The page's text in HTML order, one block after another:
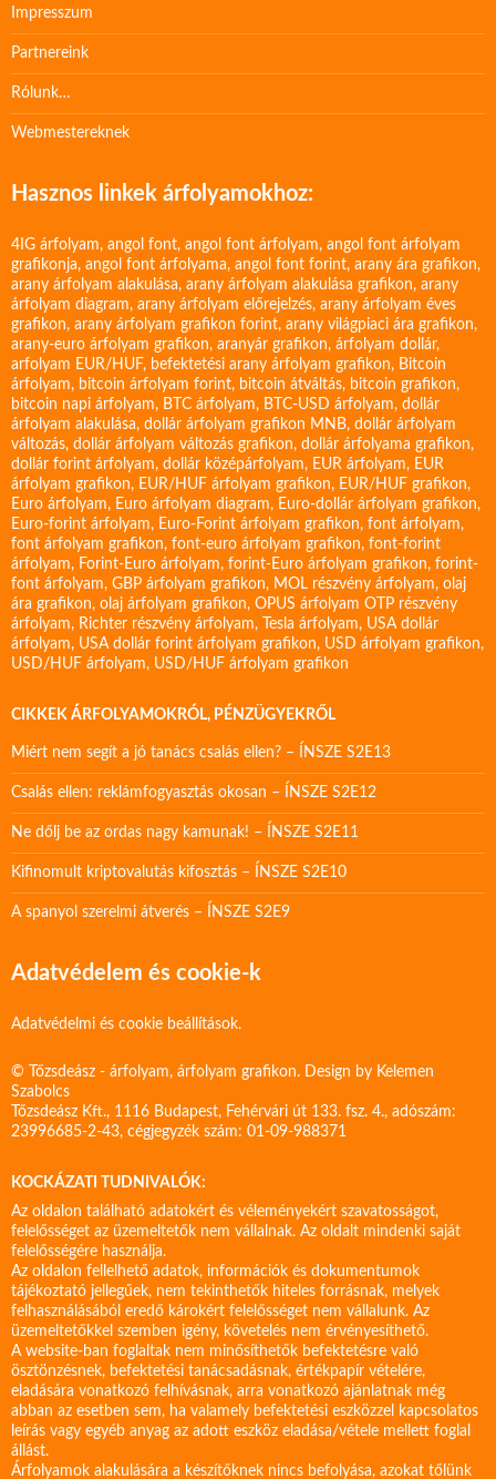
Impresszum
Partnereink
Rólunk…
Webmestereknek
Hasznos linkek árfolyamokhoz:
4IG árfolyam, angol font, angol font árfolyam, angol font árfolyam
grafikonja, angol font árfolyama, angol font forint, arany ára grafikon,
arany árfolyam alakulása, arany árfolyam alakulása grafikon, arany
árfolyam diagram, arany árfolyam előrejelzés, arany árfolyam éves
grafikon, arany árfolyam grafikon forint, arany világpiaci ára grafikon,
arany-euro árfolyam grafikon, aranyár grafikon, árfolyam dollár,
arfolyam EUR/HUF, befektetési arany árfolyam grafikon, Bitcoin
árfolyam, bitcoin árfolyam forint, bitcoin átváltás, bitcoin grafikon,
bitcoin napi árfolyam, BTC árfolyam, BTC-USD árfolyam, dollár
árfolyam alakulása, dollár árfolyam grafikon MNB, dollár árfolyam
változás, dollár árfolyam változás grafikon, dollár árfolyama grafikon,
dollár forint árfolyam, dollár középárfolyam, EUR árfolyam, EUR
árfolyam grafikon, EUR/HUF árfolyam grafikon, EUR/HUF grafikon,
Euro árfolyam, Euro árfolyam diagram, Euro-dollár árfolyam grafikon,
Euro-forint árfolyam, Euro-Forint árfolyam grafikon, font árfolyam,
font árfolyam grafikon, font-euro árfolyam grafikon, font-forint
árfolyam, Forint-Euro árfolyam, forint-Euro árfolyam grafikon, forint-
font árfolyam, GBP árfolyam grafikon, MOL részvény árfolyam, olaj
ára grafikon, olaj árfolyam grafikon, OPUS árfolyam OTP részvény
árfolyam, Richter részvény árfolyam, Tesla árfolyam, USA dollár
árfolyam, USA dollár forint árfolyam grafikon, USD árfolyam grafikon,
USD/HUF árfolyam, USD/HUF árfolyam grafikon
CIKKEK ÁRFOLYAMOKRÓL, PÉNZÜGYEKRŐL
Miért nem segít a jó tanács csalás ellen? – ÍNSZE S2E13
Csalás ellen: reklámfogyasztás okosan – ÍNSZE S2E12
Ne dőlj be az ordas nagy kamunak! – ÍNSZE S2E11
Kifinomult kriptovalutás kifosztás – ÍNSZE S2E10
A spanyol szerelmi átverés – ÍNSZE S2E9
Adatvédelem és cookie-k
Adatvédelmi és cookie beállítások.
© Tőzsdeász - árfolyam, árfolyam grafikon. Design by Kelemen
Szabolcs
Tőzsdeász Kft., 1116 Budapest, Fehérvári út 133. fsz. 4., adószám:
23996685-2-43, cégjegyzék szám: 01-09-988371
KOCKÁZATI TUDNIVALÓK:
Az oldalon található adatokért és véleményekért szavatosságot,
felelősséget az üzemeltetők nem vállalnak. Az oldalt mindenki saját
felelősségére használja.
Az oldalon fellelhető adatok, információk és dokumentumok
tájékoztató jellegűek, nem tekinthetők hiteles forrásnak, melyek
felhasználásából eredő károkért felelősséget nem vállalunk. Az
üzemeltetőkkel szemben igény, követelés nem érvényesíthető.
A website-ban foglaltak nem minősíthetők befektetésre való
ösztönzésnek, befektetési tanácsadásnak, értékpapír vételére,
eladására vonatkozó felhívásnak, arra vonatkozó ajánlatnak még
abban az esetben sem, ha valamely befektetési eszközzel kapcsolatos
leírás vagy egyéb anyag az adott eszköz eladása/vétele mellett foglal
állást.
Árfolyamok alakulására a készítőknek nincs befolyása, azokat tőlünk